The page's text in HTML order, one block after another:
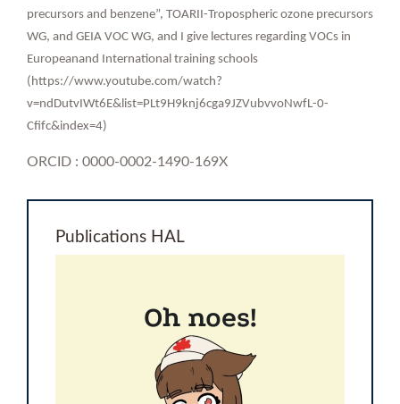
precursors and benzene”, TOARII-Tropospheric ozone precursors
WG, and GEIA VOC WG, and I give lectures regarding VOCs in
Europeanand International training schools
(https://www.youtube.com/watch?
v=ndDutvIWt6E&list=PLt9H9knj6cga9JZVubvvoNwfL-0-
Cfifc&index=4)
ORCID : 0000-0002-1490-169X
Publications HAL